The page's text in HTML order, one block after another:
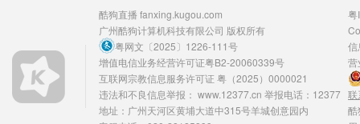
酷狗直播 fanxing.kugou.com
粤
广州酷狗计算机科技有限公司 版权所有
粤网文〔2025〕1226-111号
信
增值电信业务经营许可证粤B2-20060339号
营
互联网宗教信息服务许可证 粤（2025）0000021
违法和不良信息举报： www.12377.cn 举报电话：12377
地址：广州天河区黄埔大道中315号羊城创意园内
酷